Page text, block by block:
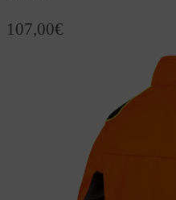
107,00€